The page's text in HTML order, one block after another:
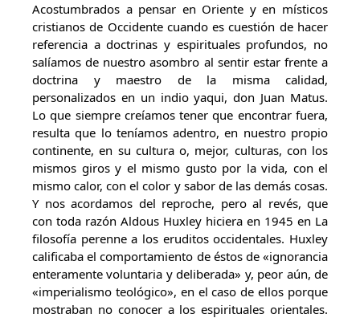
Acostumbrados a pensar en Oriente y en místicos
cristianos de Occidente cuando es cuestión de hacer
referencia a doctrinas y espirituales profundos, no
salíamos de nuestro asombro al sentir estar frente a
doctrina y maestro de la misma calidad,
personalizados en un indio yaqui, don Juan Matus.
Lo que siempre creíamos tener que encontrar fuera,
resulta que lo teníamos adentro, en nuestro propio
continente, en su cultura o, mejor, culturas, con los
mismos giros y el mismo gusto por la vida, con el
mismo calor, con el color y sabor de las demás cosas.
Y nos acordamos del reproche, pero al revés, que
con toda razón Aldous Huxley hiciera en 1945 en La
filosofía perenne a los eruditos occidentales. Huxley
calificaba el comportamiento de éstos de «ignorancia
enteramente voluntaria y deliberada» y, peor aún, de
«imperialismo teológico», en el caso de ellos porque
mostraban no conocer a los espirituales orientales.